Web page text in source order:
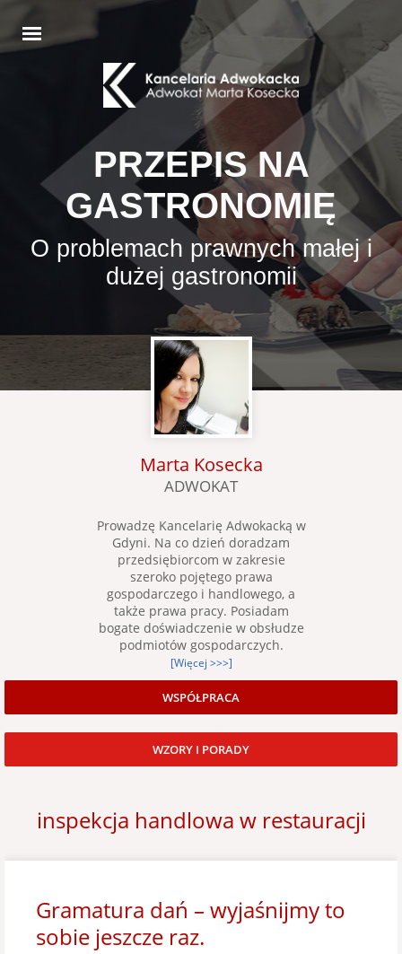
PRZEPIS NA
GASTRONOMIĘ
O problemach prawnych małej i
dużej gastronomii
Marta Kosecka
ADWOKAT
Prowadzę Kancelarię Adwokacką w
Gdyni. Na co dzień doradzam
przedsiębiorcom w zakresie
szeroko pojętego prawa
gospodarczego i handlowego, a
także prawa pracy. Posiadam
bogate doświadczenie w obsłudze
podmiotów gospodarczych.
[Więcej >>>]
WSPÓŁPRACA
WZORY I PORADY
inspekcja handlowa w restauracji
Gramatura dań – wyjaśnijmy to
sobie jeszcze raz.